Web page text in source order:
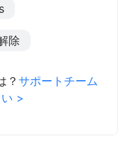
除
？ サポートチーム
>